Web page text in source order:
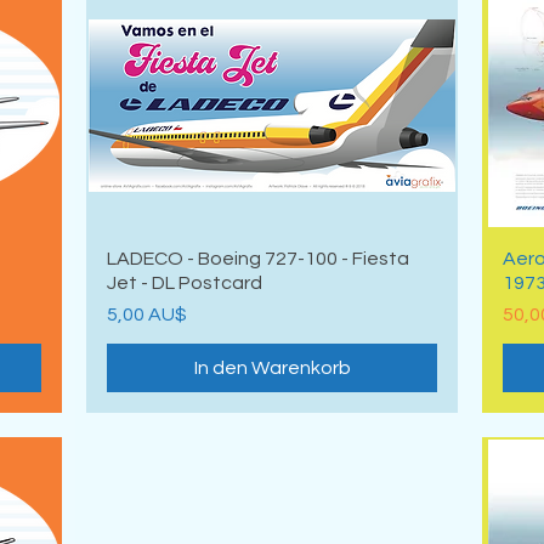
Schnellansicht
LADECO - Boeing 727-100 - Fiesta
Jet - DL Postcard
Preis
5,00 AU$
In den Warenkorb
Preis